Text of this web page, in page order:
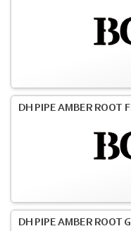
DH PIPE AMBER ROOT
DH PIPE AMBER ROOT